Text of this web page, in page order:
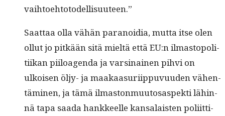
vaihtoehtotodellisuuteen.”
Saat­taa olla vähän para­noidia, mut­ta itse olen
ollut jo pitkään sitä mieltä että EU:n ilmastopoli­
ti­ikan piiloa­gen­da ja varsi­nainen pihvi on
ulkoisen öljy- ja maakaa­suri­ip­pu­vu­u­den vähen­
tämi­nen, ja tämä ilmas­ton­muu­tosaspek­ti lähin­
nä tapa saa­da han­kkeelle kansalais­ten poli­it­ti­